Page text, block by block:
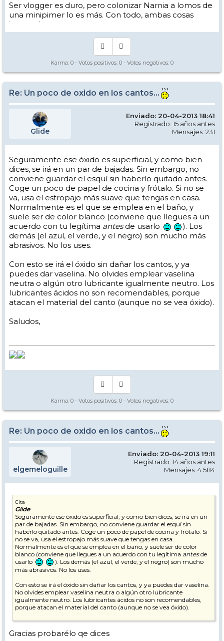
Ser vlogger es duro, pero colonizar Narnia a lomos de
una minipimer lo es más. Con todo, ambas cosas
intento hacer.
Yo hago esquí extremo : voy de extremo a extremo
Los caminos del esquí son inescrotables ...
Karma: 0 - Votos positivos: 0 - Votos negativos: 0
Re: Un poco de oxido en los cantos...
Glide
Enviado: 20-04-2013 18:41
Registrado: 15 años antes
Mensajes: 231
Seguramente ese óxido es superficial, y como bien
dices, se irá en un par de bajadas. Sin embargo, no
conviene guardar el esquí sin haberlo quitado antes.
Coge un poco de papel de cocina y frótalo. Si no se
va, usa el estropajo más suave que tengas en casa.
Normalmente es el que se emplea en el baño, y
suele ser de color blanco (conviene que llegues a un
acuerdo con tu legítima antesde usarlo
). Los
demás (el azul, el verde, y el negro) son mucho más
abrasivos. No los uses.
Con esto se irá el óxido sin dañar los cantos, y ya
puedes dar vaselina. No olvides emplear vaselina
neutra o algún otro lubricante igualmente neutro. Los
lubricantes ácidos no son recomendables, porque
atacan el material del canto (aunque no se vea óxido).
Saludos,
Karma: 0 - Votos positivos: 0 - Votos negativos: 0
Re: Un poco de oxido en los cantos...
elgemeloguille
Enviado: 20-04-2013 19:11
Registrado: 14 años antes
Mensajes: 4.584
Cita
Glide
Seguramente ese óxido es superficial, y como bien dices, se irá en un
par de bajadas. Sin embargo, no conviene guardar el esquí sin
haberlo quitado antes. Coge un poco de papel de cocina y frótalo. Si
no se va, usa el estropajo más suave que tengas en casa.
Normalmente es el que se emplea en el baño, y suele ser de color
blanco (conviene que llegues a un acuerdo con tu legítima antesde
usarlo
). Los demás (el azul, el verde, y el negro) son mucho
más abrasivos. No los uses.
Con esto se irá el óxido sin dañar los cantos, y ya puedes dar vaselina.
No olvides emplear vaselina neutra o algún otro lubricante
igualmente neutro. Los lubricantes ácidos no son recomendables,
porque atacan el material del canto (aunque no se vea óxido).
Saludos,
Gracias probarélo qe dices